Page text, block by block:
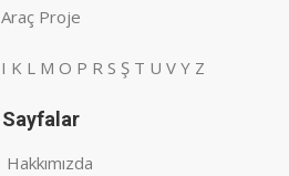
Araç Proje
I K L M O P R S Ş T U V Y Z
Sayfalar
Hakkımızda